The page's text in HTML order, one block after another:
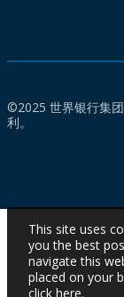
©2025 世界银行集
利。
This site uses
you the best
navigate this
placed on your
click here.